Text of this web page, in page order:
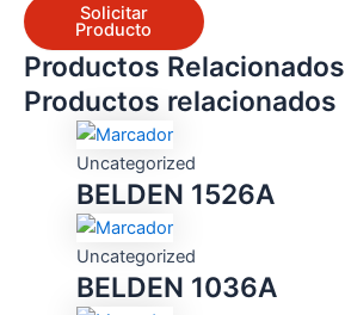
Solicitar
Producto
Productos Relacionados
Productos relacionados
Uncategorized
BELDEN 1526A
Uncategorized
BELDEN 1036A